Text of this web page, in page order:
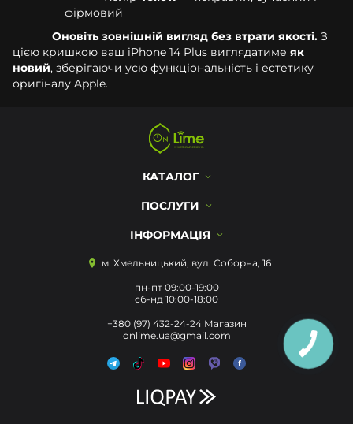
фірмовий
Оновіть зовнішній вигляд без втрати якості. З
цією кришкою ваш iPhone 14 Plus виглядатиме як
новий, зберігаючи усю функціональність і естетику
оригіналу Apple.
КАТАЛОГ
ПОСЛУГИ
ІНФОРМАЦІЯ
м. Хмельницький, вул. Соборна, 16
пн-пт 09:00-19:00
сб-нд 10:00-18:00
+380 (97) 432-24-24 Магазин
onlime.ua@gmail.com